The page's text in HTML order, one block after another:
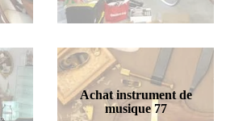
Achat instrument de
musique 77